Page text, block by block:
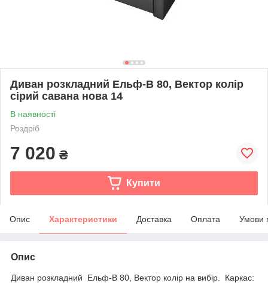
Диван розкладний Ельф-В 80, Вектор колір
сірий савана нова 14
В наявності
Роздріб
7 020 ₴
Купити
Опис Характеристики Доставка Оплата Умови
Опис
Диван розкладний Ельф-В 80, Вектор колір на вибір. Каркас: